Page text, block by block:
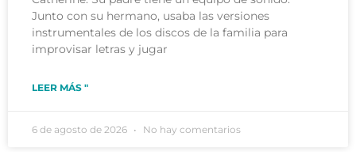
Junto con su hermano, usaba las versiones
instrumentales de los discos de la familia para
improvisar letras y jugar
LEER MÁS "
6 de agosto de 2026 No hay comentarios